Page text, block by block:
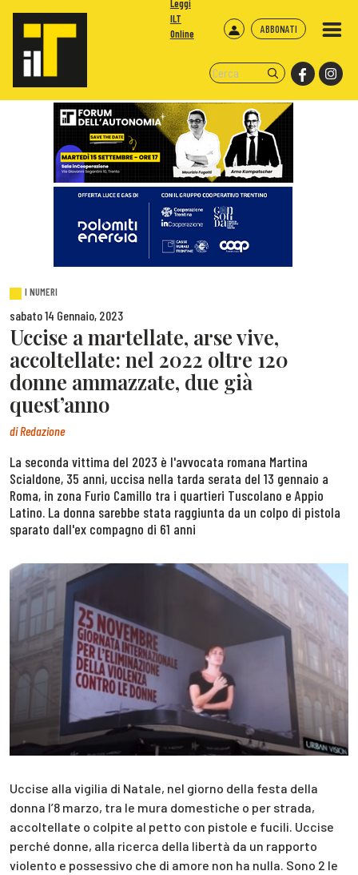
ABBONATI
Leggi
ILT
Online
I NUMERI
sabato 14 Gennaio, 2023
Uccise a martellate, arse vive,
accoltellate: nel 2022 oltre 120
donne ammazzate, due già
quest’anno
diRedazione
La seconda vittima del 2023 è l'avvocata romana Martina
Scialdone, 35 anni, uccisa nella tarda serata del 13 gennaio a
Roma, in zona Furio Camillo tra i quartieri Tuscolano e Appio
Latino. La donna sarebbe stata raggiunta da un colpo di pistola
sparato dall'ex compagno di 61 anni
Uccise alla vigilia di Natale, nel giorno della festa della
donna l’8 marzo, tra le mura domestiche o per strada,
accoltellate o colpite al petto con pistole e fucili. Uccise
perché donne, alla ricerca della libertà da un rapporto
violento e possessivo che di amore non ha nulla. Sono 2 le